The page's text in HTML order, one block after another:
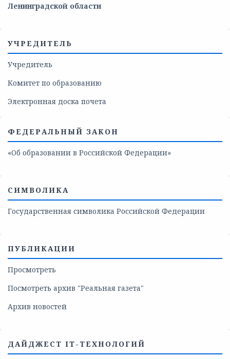
Ленинградской области
УЧРЕДИТЕЛЬ
Учредитель
Комитет по образованию
Электронная доска почета
ФЕДЕРАЛЬНЫЙ ЗАКОН
«Об образовании в Российской Федерации»
СИМВОЛИКА
Государственная символика Российской Федерации
ПУБЛИКАЦИИ
Просмотреть
Посмотреть архив "Реальная газета"
Архив новостей
ДАЙДЖЕСТ IT-ТЕХНОЛОГИЙ